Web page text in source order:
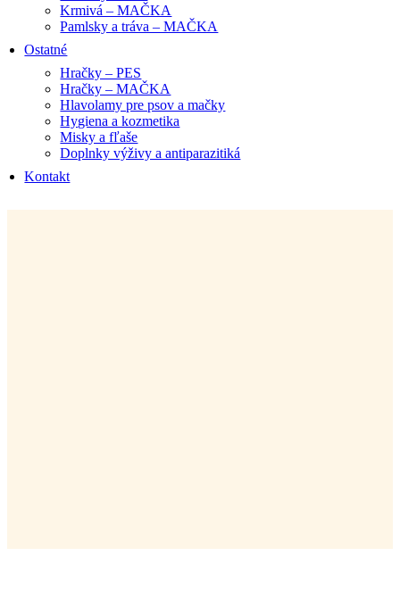
Krmivá – MAČKA
Pamlsky a tráva – MAČKA
Ostatné
Hračky – PES
Hračky – MAČKA
Hlavolamy pre psov a mačky
Hygiena a kozmetika
Misky a fľaše
Doplnky výživy a antiparazitiká
Kontakt